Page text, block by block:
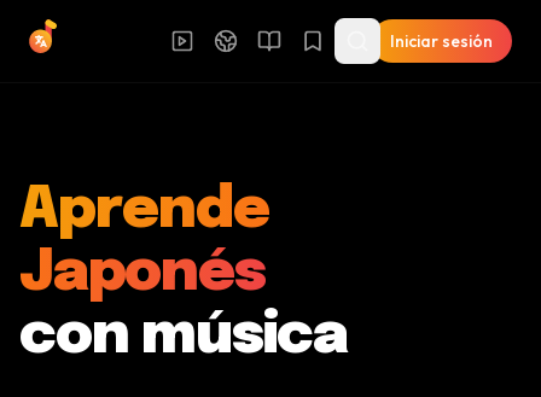
Iniciar sesión
Aprende
Japonés
con música